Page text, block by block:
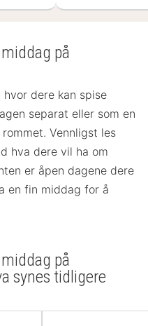
på
dere kan spise
separat eller som en
Vennligst les
hva dere vil ha om
er åpen dagene dere
en fin middag for å
på
synes tidligere